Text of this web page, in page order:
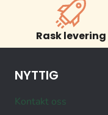
Rask levering
NYTTIG
Kontakt oss